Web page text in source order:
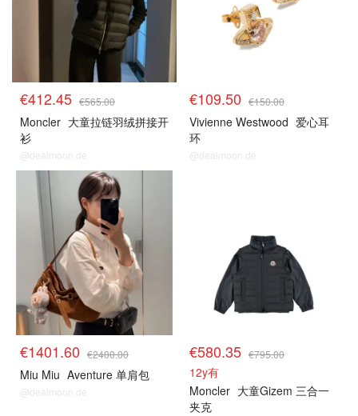
€412.45 €565.00
Moncler 大童拉链羽绒拼接开
衫
@dealmoon.de
€109.50 €150.00
Vivienne Westwood 爱心耳
环
@dealmoon.de
€1401.60 €2400.00
Miu Miu Aventure 单肩包
@dealmoon.de
€580.35 €795.00
12y有
Moncler 大童Gizem 三合一
夹克